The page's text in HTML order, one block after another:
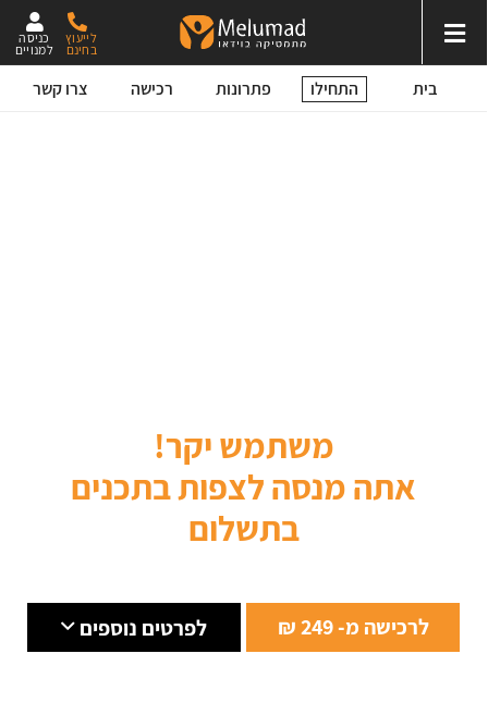
כניסה
למנויים
לייעוץ
בחינם
בית התחילו פתרונות רכישה צרו קשר
משתמש יקר!
אתה מנסה לצפות בתכנים
בתשלום
לרכישה מ- 249 ₪ לפרטים נוספים